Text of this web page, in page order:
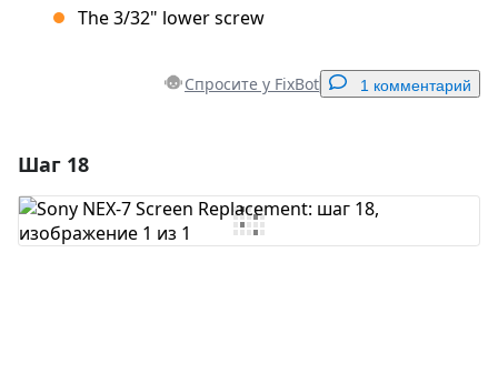
The 3/32" lower screw
Спросите у FixBot 1 комментарий
Добавить комментарий
Шаг 18